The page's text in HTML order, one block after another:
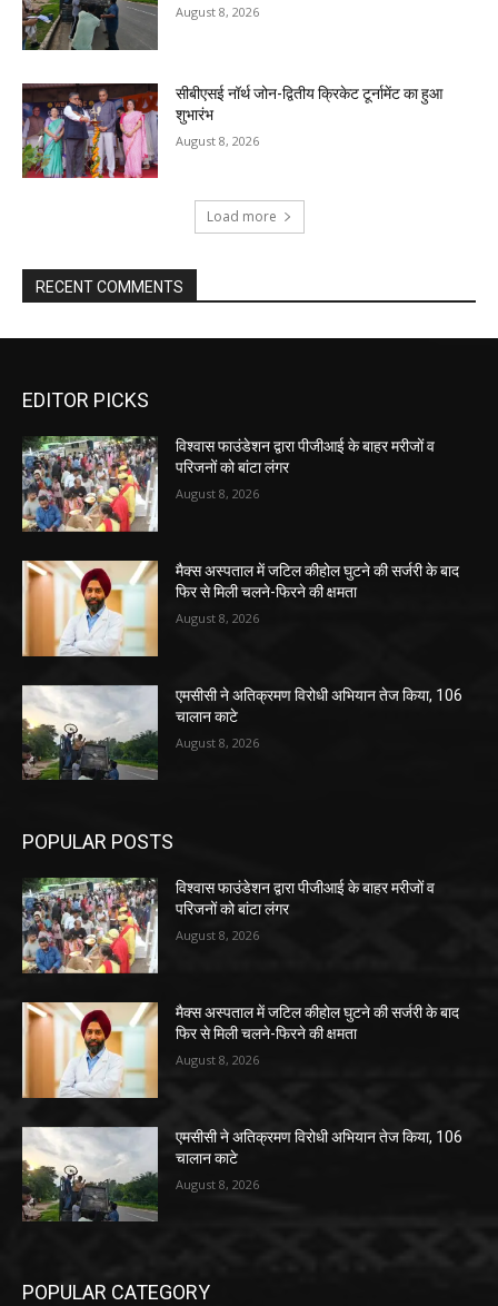
August 8, 2026
सीबीएसई नॉर्थ जोन-द्वितीय क्रिकेट टूर्नामेंट का हुआ
शुभारंभ
August 8, 2026
Load more
RECENT COMMENTS
EDITOR PICKS
विश्वास फाउंडेशन द्वारा पीजीआई के बाहर मरीजों व
परिजनों को बांटा लंगर
August 8, 2026
मैक्स अस्पताल में जटिल कीहोल घुटने की सर्जरी के बाद
फिर से मिली चलने-फिरने की क्षमता
August 8, 2026
एमसीसी ने अतिक्रमण विरोधी अभियान तेज किया, 106
चालान काटे
August 8, 2026
POPULAR POSTS
विश्वास फाउंडेशन द्वारा पीजीआई के बाहर मरीजों व
परिजनों को बांटा लंगर
August 8, 2026
मैक्स अस्पताल में जटिल कीहोल घुटने की सर्जरी के बाद
फिर से मिली चलने-फिरने की क्षमता
August 8, 2026
एमसीसी ने अतिक्रमण विरोधी अभियान तेज किया, 106
चालान काटे
August 8, 2026
POPULAR CATEGORY